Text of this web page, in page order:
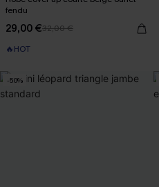
fendu
29,00 €32,00 €
🔥HOT
-50%